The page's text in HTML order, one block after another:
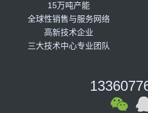
15万吨产能
全球性销售与服务网络
高新技术企业
三大技术中心专业团队